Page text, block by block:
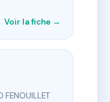
Voir la fiche →
FENOUILLET